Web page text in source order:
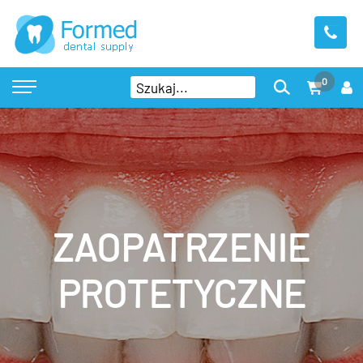
0
ZAOPATRZENIE
PROTETYCZNE